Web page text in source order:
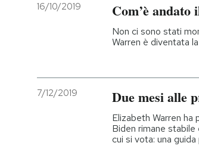
16/10/2019 Com’è
Non ci sono stati
Warren è diventata
7/12/2019 Due mesi alle
Elizabeth Warren
Biden rimane
cui si vota: una